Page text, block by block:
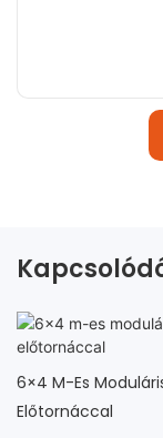
6×4 M-Es
Előtornáccal